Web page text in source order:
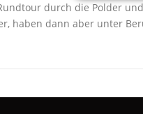
durch die Polder
haben dann aber unter